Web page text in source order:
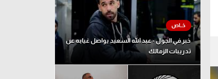
تحليل في الجول
حكايات في الجول
كويز في الجول
فيديو في الجول
خبر في الجول - عبد الله السعيد يواصل غيابه عن
تدريبات الزمالك